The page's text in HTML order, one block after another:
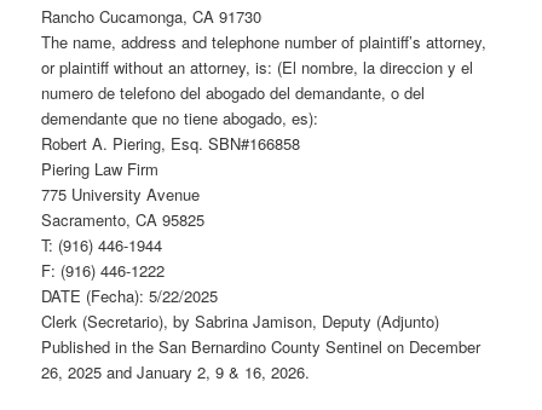
Rancho Cucamonga, CA 91730
The name, address and telephone number of plaintiff’s attorney,
or plaintiff without an attorney, is: (El nombre, la direccion y el
numero de telefono del abogado del demandante, o del
demendante que no tiene abogado, es):
Robert A. Piering, Esq. SBN#166858
Piering Law Firm
775 University Avenue
Sacramento, CA 95825
T: (916) 446-1944
F: (916) 446-1222
DATE (Fecha): 5/22/2025
Clerk (Secretario), by Sabrina Jamison, Deputy (Adjunto)
Published in the San Bernardino County Sentinel on December
26, 2025 and January 2, 9 & 16, 2026.